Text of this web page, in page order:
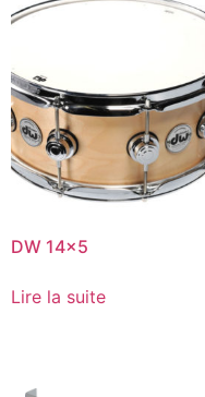
DW 14×5
Lire la suite